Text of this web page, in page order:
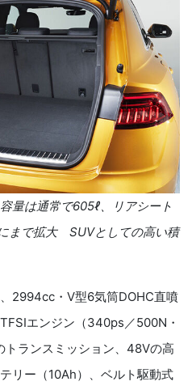
量は通常で605ℓ、リアシート
まで拡大 SUVとしての高い積
2994cc ・ V型6気筒DOHC直噴
TFSIエンジン（340ps／500N ・
ランスミッション、 48Vの高
リー（10Ah）、ベルト駆動式